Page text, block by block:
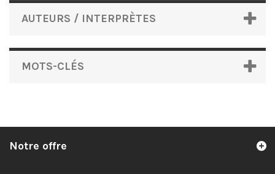
AUTEURS / INTERPRÈTES
MOTS-CLÉS
Notre offre